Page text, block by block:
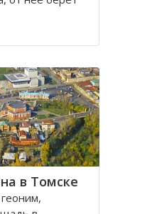
старых в
в Томске